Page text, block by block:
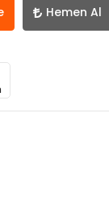
Hemen Al